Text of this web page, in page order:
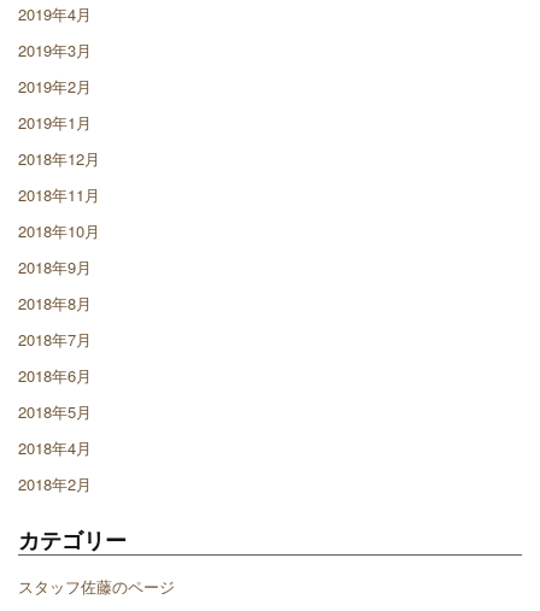
2019年4月
2019年3月
2019年2月
2019年1月
2018年12月
2018年11月
2018年10月
2018年9月
2018年8月
2018年7月
2018年6月
2018年5月
2018年4月
2018年2月
カテゴリー
スタッフ佐藤のページ